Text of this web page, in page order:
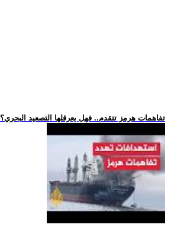
.. تفاهمات هرمز تتقدم.. فهل يعرقلها التصعيد البحري؟